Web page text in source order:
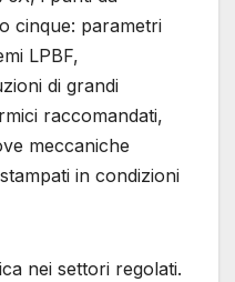
cinque: parametri
LPBF,
di grandi
raccomandati,
meccaniche
in condizioni
nei settori regolati.